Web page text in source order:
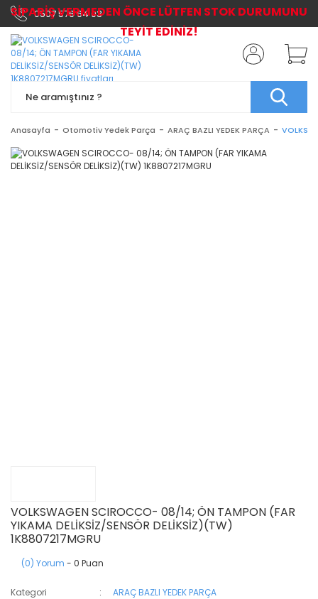
0507 576 64 03
Anasayfa Otomotiv Yedek Parça ARAÇ BAZLI YEDEK PARÇA
VOLKSWAGEN SCIROCCO- 08/14; ÖN TAMPON (FAR
YIKAMA DELİKSİZ/SENSÖR DELİKSİZ)(TW)
1K8807217MGRU
(0) Yorum - 0 Puan
Kategori
ARAÇ BAZLI YEDEK PARÇA
SİPARİŞ VERMEDEN ÖNCE LÜTFEN STOK DURUMUNU
TEYİT EDİNİZ!